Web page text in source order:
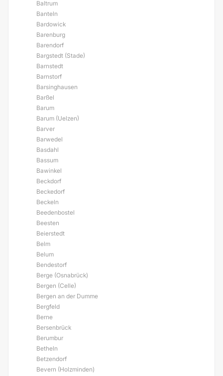
Baltrum
Banteln
Bardowick
Barenburg
Barendorf
Bargstedt (Stade)
Barnstedt
Barnstorf
Barsinghausen
Barßel
Barum
Barum (Uelzen)
Barver
Barwedel
Basdahl
Bassum
Bawinkel
Beckdorf
Beckedorf
Beckeln
Beedenbostel
Beesten
Beierstedt
Belm
Belum
Bendestorf
Berge (Osnabrück)
Bergen (Celle)
Bergen an der Dumme
Bergfeld
Berne
Bersenbrück
Berumbur
Betheln
Betzendorf
Bevern (Holzminden)